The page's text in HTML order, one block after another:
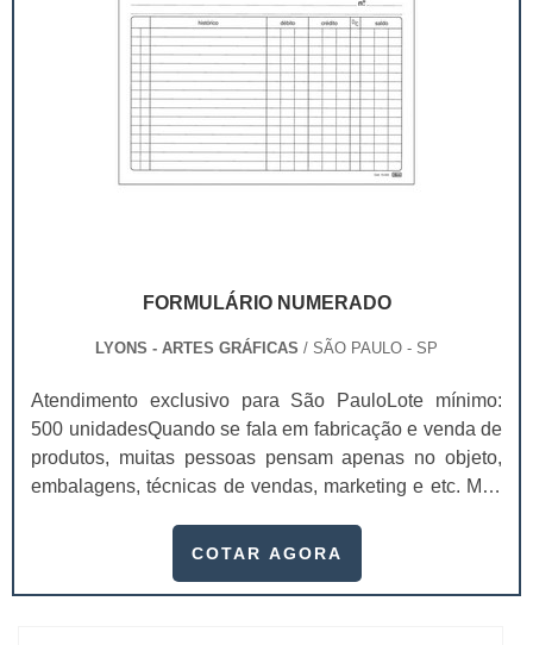
FORMULÁRIO NUMERADO
LYONS - ARTES GRÁFICAS / SÃO PAULO - SP
Atendimento exclusivo para São PauloLote mínimo:
500 unidadesQuando se fala em fabricação e venda de
produtos, muitas pessoas pensam apenas no objeto,
embalagens, técnicas de vendas, marketing e etc. Mas
e logística adequada, esses esforços podem não valer
um papel de destaque muito abrangente, pois este item,
COTAR AGORA